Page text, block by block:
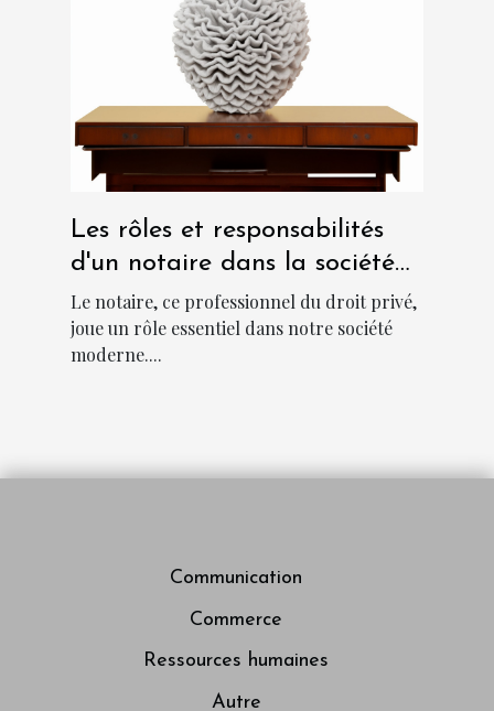
Les rôles et responsabilités
d'un notaire dans la société
moderne
Le notaire, ce professionnel du droit privé,
joue un rôle essentiel dans notre société
moderne....
Communication
Commerce
Ressources humaines
Autre